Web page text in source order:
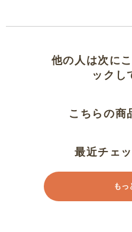
他の人は次に
ックし
こちらの商
最近チェ
もっ